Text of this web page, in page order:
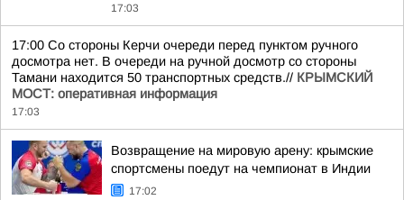
17:03
17:00 Со стороны Керчи очереди перед пунктом ручного
досмотра нет. В очереди на ручной досмотр со стороны
Тамани находится 50 транспортных средств.// КРЫМСКИЙ
МОСТ: оперативная информация
17:03
Возвращение на мировую арену: крымские
спортсмены поедут на чемпионат в Индии
17:02